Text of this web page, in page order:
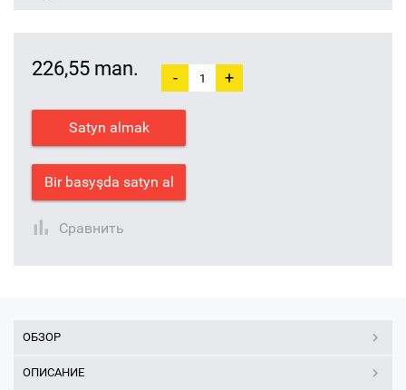
226,55 man. - +
Satyn almak
Bir basyşda satyn al
Сравнить
ОБЗОР
ОПИСАНИЕ